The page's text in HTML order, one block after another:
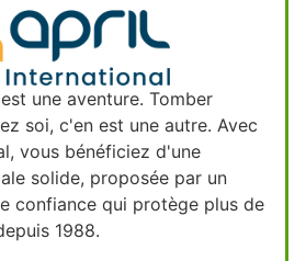
une aventure. Tomber
soi, c'en est une autre. Avec
vous bénéficiez d'une
solide, proposée par un
confiance qui protège plus de
1988.